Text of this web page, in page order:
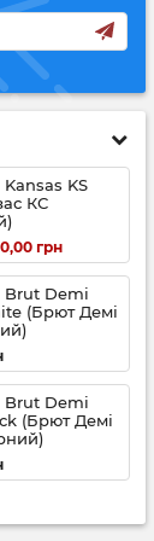
KS
КС
грн
Brut Demi
(Брют Демі
Brut Demi
(Брют Демі